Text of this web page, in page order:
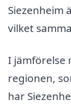
Siezenheim
vilket
I jämförelse
regionen,
har